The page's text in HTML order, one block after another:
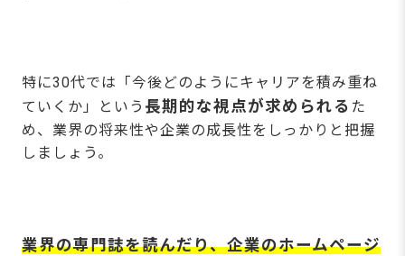
特に30代では「今後どのようにキャリアを積み重ね
ていくか」という 長期的な視点が求められる た
め、業界の将来性や企業の成長性をしっかりと把握
しましょう。
業界の専門誌を読んだり、企業のホームページ